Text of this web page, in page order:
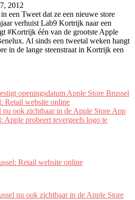
2012
een Tweet dat ze een nieuwe store
verhuist Lab9 Kortrijk naar een
#Kortrijk één van de grootste Apple
Al sinds een tweetal weken hangt
in de lange steenstraat in Kortrijk een
openingsdatum Apple Store Brussel
Retail website online
nu ook zichtbaar in de Apple Store App
Apple probeert tevergeefs logo te
Retail website online
nu ook zichtbaar in de Apple Store